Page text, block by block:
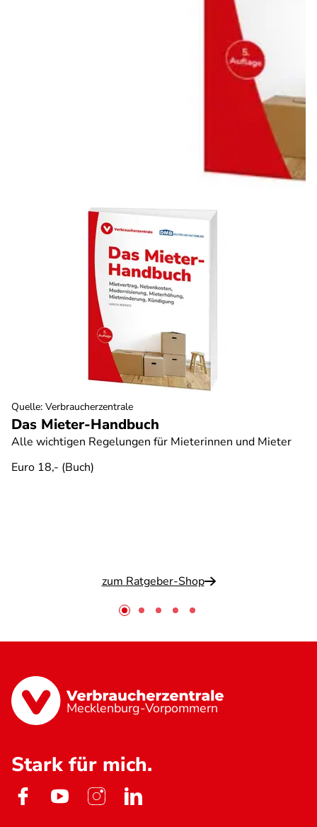
Das Mieter-Handbuch
Alle wichtigen Regelungen für Mieterinnen und Mieter
Euro 18,- (Buch)
zum Ratgeber-Shop
Quelle: Verbraucherzentrale
Mecklenburg-Vorpommern
Stark für mich.